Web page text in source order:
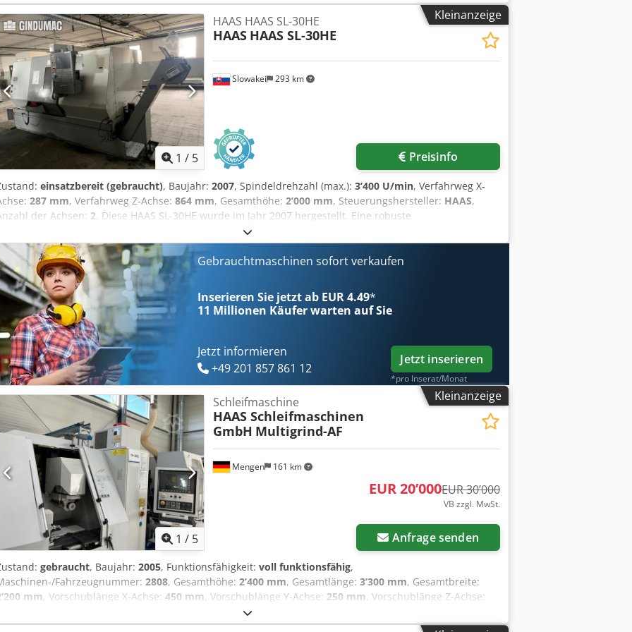
müssen Interessenten die Abschnitte 1 und 2 ausfüllen und zurücksenden. Bitte beachten
die Demontageanweisungen in der Anzeige, da diese Teil der Verkaufsbedingungen sind.Kleinanzeige
1 / 5
Slowakei 293 km
HAAS HAAS SL-30HE
HAAS HAAS SL-30HE
Preisinfo
einsatzbereit (gebraucht), Baujahr: 2007, Spindeldrehzahl (max.): 3’400 U/min, Verfahrweg X-
287 mm, Verfahrweg Z-Achse: 864 mm, Gesamthöhe: 2’000 mm, Steuerungshersteller: HAAS,
der Achsen: 2, Diese HAAS SL-30HE wurde im Jahr 2007 hergestellt. Eine robuste
Horizontaldrehmaschine mit einem Drehdurchmesser über Bett von 762mm und einer Länge von 860mm.
verfügt über einen VDI-Werkzeugrevolver mit 12 Positionen und einen Späneförderer. Ideal für präzise
effiziente Drehbearbeitungen. Kontaktieren Sie uns für weitere Informationen zu dieser Maschine.
Technische Maschinenvorteile • Drehdurchmesser über bett: 762 mm Codpeyar Thefx
• Werkzeugrevolver vdi: 12 werkzeugpositionen • Länge der drehung: 860 mm Zusätzliche
Informationen Maschine noch unter Strom Dimensions Machine Depth 3300 mm
Gebrauchtmaschinen sofort verkaufen
Inserieren Sie jetzt ab EUR 4.49*
11 Millionen Käufer warten auf Sie
Jetzt informieren
+49 201 857 861 12
Jetzt inserieren
*pro Inserat/Monat
Kleinanzeige
1 / 5
Mengen 161 km
Schleifmaschine
HAAS Schleifmaschinen
GmbH Multigrind-AF
EUR 20’000EUR 30’000
VB zzgl. MwSt.
Anfrage senden
gebraucht, Baujahr: 2005, Funktionsfähigkeit: voll funktionsfähig,
Fahrzeugnummer: 2808, Gesamthöhe: 2’400 mm, Gesamtlänge: 3’300 mm, Gesamtbreite:
mm, Vorschublänge X-Achse: 450 mm, Vorschublänge Y-Achse: 250 mm, Vorschublänge Z-Achse:
, Verfahrweg X-Achse:
Z-Achse:350 mm, CNC-Schleifzentrum für Außen‑, Innen‑ und Profilschliff mit drei